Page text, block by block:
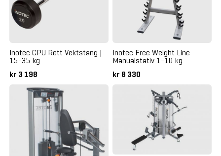
Inotec CPU Rett Vektstang |
15-35 kg
kr 3 198
Inotec Free Weight Line
Manualstativ 1-10 kg
kr 8 330